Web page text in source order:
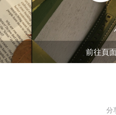
前往頁
分